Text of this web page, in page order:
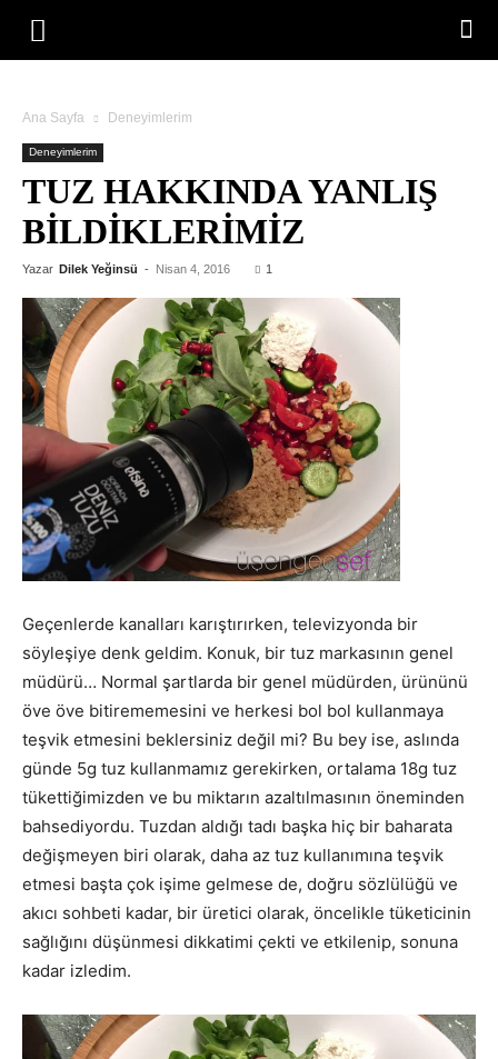
Ana Sayfa Deneyimlerim
Deneyimlerim
TUZ HAKKINDA YANLIŞ
BILDIKLERIMIZ
Yazar Dilek Yeğinsü - Nisan 4, 2016 1
Geçenlerde kanalları karıştırırken, televizyonda bir
söyleşiye denk geldim. Konuk, bir tuz markasının genel
müdürü… Normal şartlarda bir genel müdürden, ürününü
öve öve bitirememesini ve herkesi bol bol kullanmaya
teşvik etmesini beklersiniz değil mi? Bu bey ise, aslında
günde 5g tuz kullanmamız gerekirken, ortalama 18g tuz
tükettiğimizden ve bu miktarın azaltılmasının öneminden
bahsediyordu. Tuzdan aldığı tadı başka hiç bir baharata
değişmeyen biri olarak, daha az tuz kullanımına teşvik
etmesi başta çok işime gelmese de, doğru sözlülüğü ve
akıcı sohbeti kadar, bir üretici olarak, öncelikle tüketicinin
sağlığını düşünmesi dikkatimi çekti ve etkilenip, sonuna
kadar izledim.